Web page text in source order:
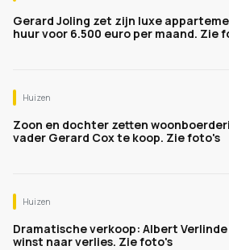
Gerard Joling zet zijn luxe
huur voor 6.500 euro per maand. Zie
Huizen
Zoon en dochter zetten
vader Gerard Cox te koop. Zie foto's
Huizen
Dramatische verkoop: Albert
winst naar verlies. Zie foto's